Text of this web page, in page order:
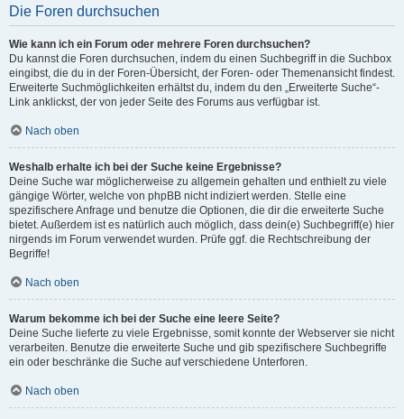
Die Foren durchsuchen
Wie kann ich ein Forum oder mehrere Foren durchsuchen?
Du kannst die Foren durchsuchen, indem du einen Suchbegriff in die Suchbox
eingibst, die du in der Foren-Übersicht, der Foren- oder Themenansicht findest.
Erweiterte Suchmöglichkeiten erhältst du, indem du den „Erweiterte Suche“-
Link anklickst, der von jeder Seite des Forums aus verfügbar ist.
Nach oben
Weshalb erhalte ich bei der Suche keine Ergebnisse?
Deine Suche war möglicherweise zu allgemein gehalten und enthielt zu viele
gängige Wörter, welche von phpBB nicht indiziert werden. Stelle eine
spezifischere Anfrage und benutze die Optionen, die dir die erweiterte Suche
bietet. Außerdem ist es natürlich auch möglich, dass dein(e) Suchbegriff(e) hier
nirgends im Forum verwendet wurden. Prüfe ggf. die Rechtschreibung der
Begriffe!
Nach oben
Warum bekomme ich bei der Suche eine leere Seite?
Deine Suche lieferte zu viele Ergebnisse, somit konnte der Webserver sie nicht
verarbeiten. Benutze die erweiterte Suche und gib spezifischere Suchbegriffe
ein oder beschränke die Suche auf verschiedene Unterforen.
Nach oben